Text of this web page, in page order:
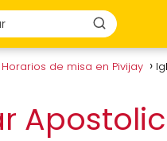
Horarios de misa en Pivijay